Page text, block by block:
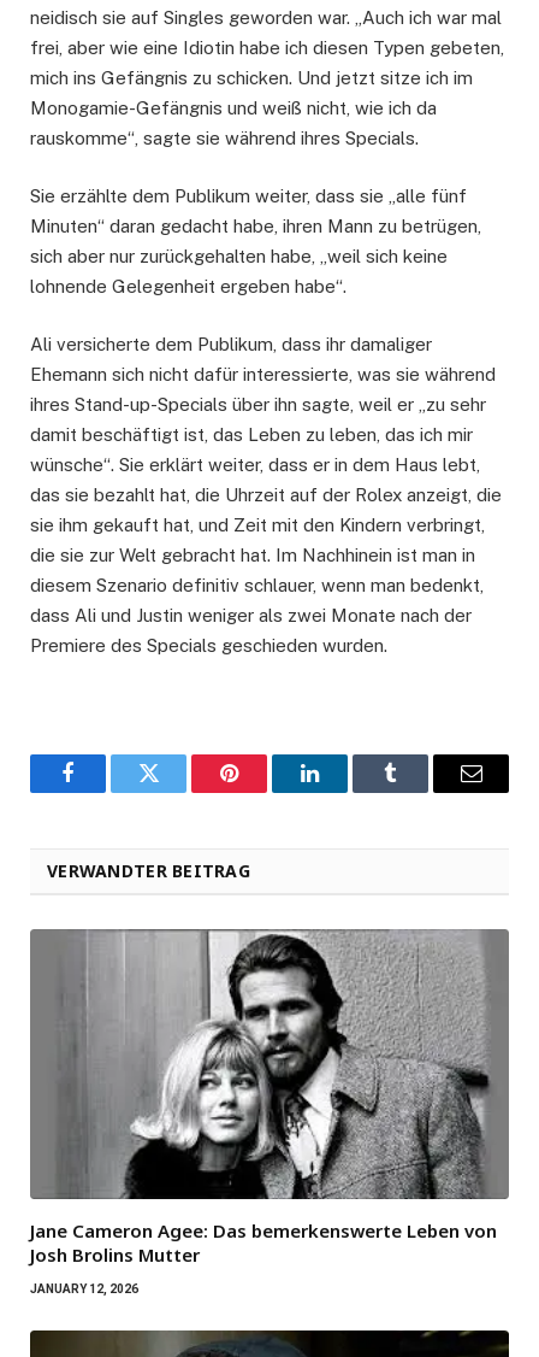
neidisch sie auf Singles geworden war. „Auch ich war mal
frei, aber wie eine Idiotin habe ich diesen Typen gebeten,
mich ins Gefängnis zu schicken. Und jetzt sitze ich im
Monogamie-Gefängnis und weiß nicht, wie ich da
rauskomme“, sagte sie während ihres Specials.
Sie erzählte dem Publikum weiter, dass sie „alle fünf
Minuten“ daran gedacht habe, ihren Mann zu betrügen,
sich aber nur zurückgehalten habe, „weil sich keine
lohnende Gelegenheit ergeben habe“.
Ali versicherte dem Publikum, dass ihr damaliger
Ehemann sich nicht dafür interessierte, was sie während
ihres Stand-up-Specials über ihn sagte, weil er „zu sehr
damit beschäftigt ist, das Leben zu leben, das ich mir
wünsche“. Sie erklärt weiter, dass er in dem Haus lebt,
das sie bezahlt hat, die Uhrzeit auf der Rolex anzeigt, die
sie ihm gekauft hat, und Zeit mit den Kindern verbringt,
die sie zur Welt gebracht hat. Im Nachhinein ist man in
diesem Szenario definitiv schlauer, wenn man bedenkt,
dass Ali und Justin weniger als zwei Monate nach der
Premiere des Specials geschieden wurden.
FacebookTwitter Pinterest LinkedInTumblr Email
VERWANDTER BEITRAG
Jane Cameron Agee: Das bemerkenswerte Leben von
Josh Brolins Mutter
JANUARY 12, 2026